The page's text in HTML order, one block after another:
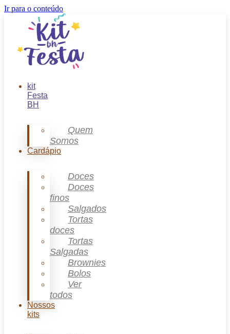
Ir para o conteúdo
kit
Festa
BH
Quem
Somos
Cardápio
Doces
Doces
finos
Salgados
Tortas
doces
Tortas
Salgadas
Brownies
Bolos
Ver
todos
Nossos
kits